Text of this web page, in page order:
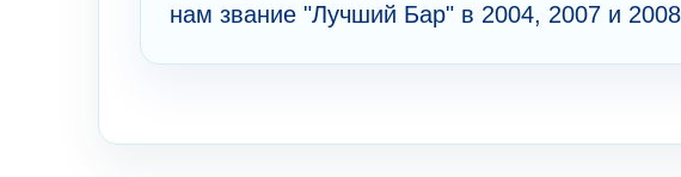
нам звание "Лучший Бар" в 2004, 2007 и 2008